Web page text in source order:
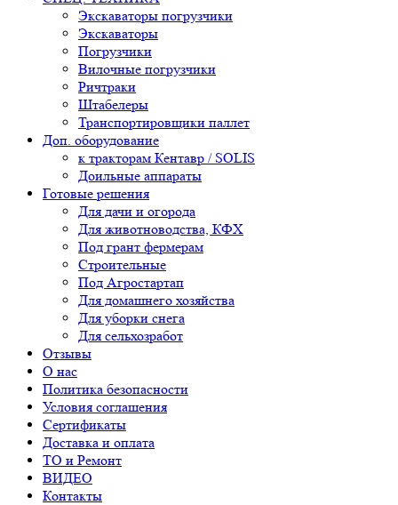
Экскаваторы погрузчики
Экскаваторы
Погрузчики
Вилочные погрузчики
Ричтраки
Штабелеры
Транспортировщики паллет
Доп. оборудование
к тракторам Кентавр / SOLIS
Доильные аппараты
Готовые решения
Для дачи и огорода
Для животноводства, КФХ
Под грант фермерам
Строительные
Под Агростартап
Для домашнего хозяйства
Для уборки снега
Для сельхозработ
Отзывы
О нас
Политика безопасности
Условия соглашения
Сертификаты
Доставка и оплата
ТО и Ремонт
ВИДЕО
Контакты